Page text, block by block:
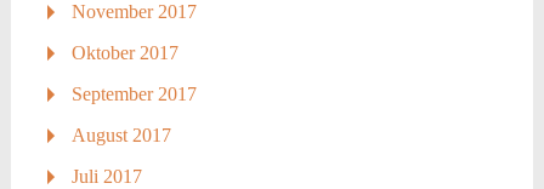
November 2017
Oktober 2017
September 2017
August 2017
Juli 2017